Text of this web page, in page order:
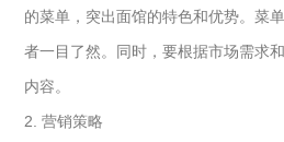
的菜单，突出面馆的特色和优势。菜
者一目了然。同时，要根据市场需求
内容。
2. 营销策略